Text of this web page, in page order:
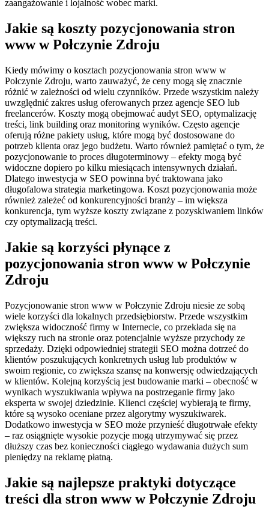
zaangażowanie i lojalność wobec marki.
Jakie są koszty pozycjonowania stron
www w Połczynie Zdroju
Kiedy mówimy o kosztach pozycjonowania stron www w
Połczynie Zdroju, warto zauważyć, że ceny mogą się znacznie
różnić w zależności od wielu czynników. Przede wszystkim należy
uwzględnić zakres usług oferowanych przez agencje SEO lub
freelancerów. Koszty mogą obejmować audyt SEO, optymalizację
treści, link building oraz monitoring wyników. Często agencje
oferują różne pakiety usług, które mogą być dostosowane do
potrzeb klienta oraz jego budżetu. Warto również pamiętać o tym, że
pozycjonowanie to proces długoterminowy – efekty mogą być
widoczne dopiero po kilku miesiącach intensywnych działań.
Dlatego inwestycja w SEO powinna być traktowana jako
długofalowa strategia marketingowa. Koszt pozycjonowania może
również zależeć od konkurencyjności branży – im większa
konkurencja, tym wyższe koszty związane z pozyskiwaniem linków
czy optymalizacją treści.
Jakie są korzyści płynące z
pozycjonowania stron www w Połczynie
Zdroju
Pozycjonowanie stron www w Połczynie Zdroju niesie ze sobą
wiele korzyści dla lokalnych przedsiębiorstw. Przede wszystkim
zwiększa widoczność firmy w Internecie, co przekłada się na
większy ruch na stronie oraz potencjalnie wyższe przychody ze
sprzedaży. Dzięki odpowiedniej strategii SEO można dotrzeć do
klientów poszukujących konkretnych usług lub produktów w
swoim regionie, co zwiększa szansę na konwersję odwiedzających
w klientów. Kolejną korzyścią jest budowanie marki – obecność w
wynikach wyszukiwania wpływa na postrzeganie firmy jako
eksperta w swojej dziedzinie. Klienci częściej wybierają te firmy,
które są wysoko oceniane przez algorytmy wyszukiwarek.
Dodatkowo inwestycja w SEO może przynieść długotrwałe efekty
– raz osiągnięte wysokie pozycje mogą utrzymywać się przez
dłuższy czas bez konieczności ciągłego wydawania dużych sum
pieniędzy na reklamę płatną.
Jakie są najlepsze praktyki dotyczące
treści dla stron www w Połczynie Zdroju